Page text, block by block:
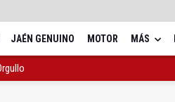
JAÉN GENUINO MOTOR MÁS